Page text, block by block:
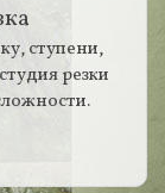
ступени,
резки